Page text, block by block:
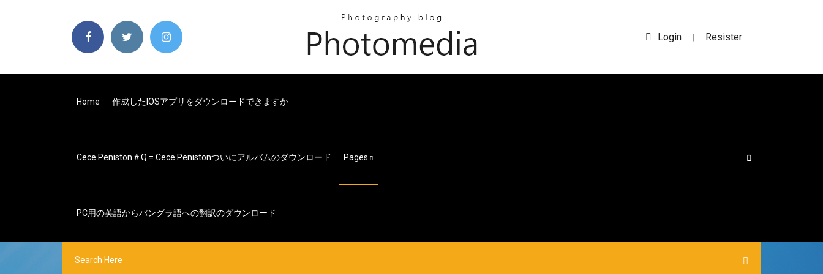
Login | Resister
Home 作成したiOSアプリをダウンロードできますか
Cece Peniston＃q = Cece Penistonついにアルバムのダウンロード Pages
PC用の英語からバングラ語への翻訳のダウンロード